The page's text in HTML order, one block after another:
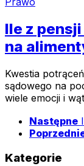
Ile z
na
Kwestia
sądowego na
wiele emocji i
Następne
Kategorie